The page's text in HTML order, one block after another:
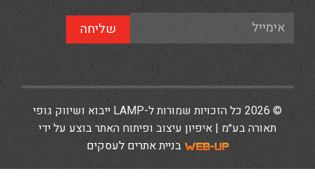
שליחה
© 2026 כל הזכויות שמורות ל-LAMP ייבוא ושיווק גופי
תאורה בע״מ | איפיון עיצוב ופיתוח האתר בוצע על ידי
בניית אתרים לעסקים